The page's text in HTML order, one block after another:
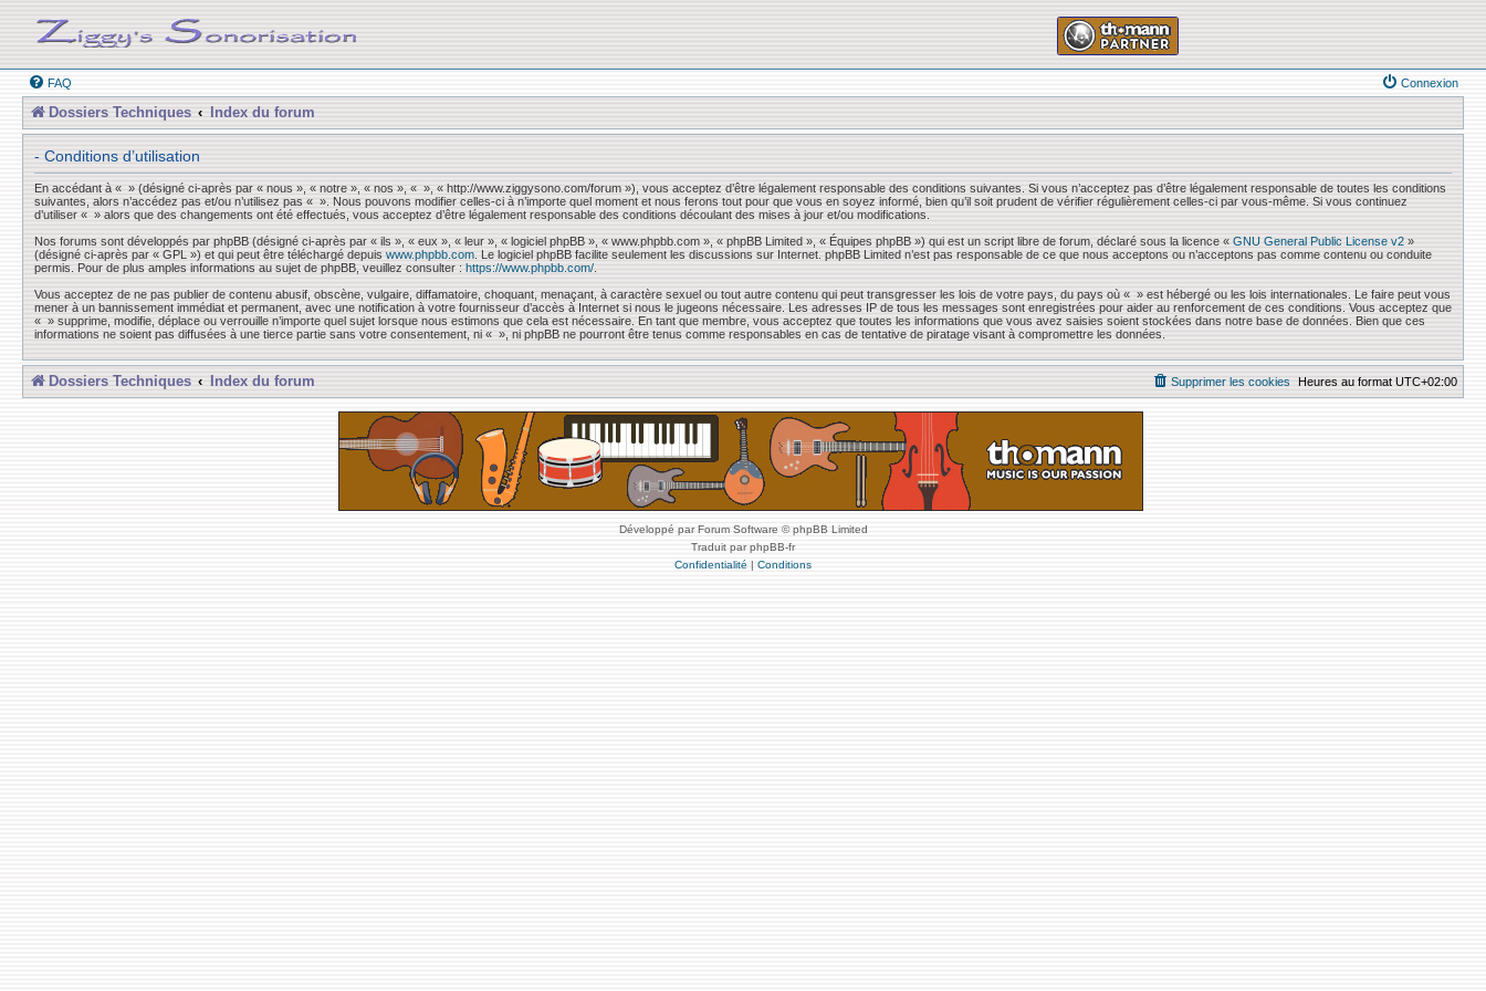
FAQ Connexion
Dossiers Techniques Index du forum
- Conditions d’utilisation
En accédant à « » (désigné ci-après par « nous », « notre », « nos », « », « http://www.ziggysono.com/forum »), vous acceptez d’être légalement responsable des conditions suivantes. Si vous n’acceptez pas d’être légalement responsable de toutes les conditions
suivantes, alors n’accédez pas et/ou n’utilisez pas « ». Nous pouvons modifier celles-ci à n’importe quel moment et nous ferons tout pour que vous en soyez informé, bien qu’il soit prudent de vérifier régulièrement celles-ci par vous-même. Si vous continuez
d’utiliser « » alors que des changements ont été effectués, vous acceptez d’être légalement responsable des conditions découlant des mises à jour et/ou modifications.
Nos forums sont développés par phpBB (désigné ci-après par « ils », « eux », « leur », « logiciel phpBB », « www.phpbb.com », « phpBB Limited », « Équipes phpBB ») qui est un script libre de forum, déclaré sous la licence « GNU General Public License v2 »
(désigné ci-après par « GPL ») et qui peut être téléchargé depuis www.phpbb.com . Le logiciel phpBB facilite seulement les discussions sur Internet. phpBB Limited n’est pas responsable de ce que nous acceptons ou n’acceptons pas comme contenu ou conduite
permis. Pour de plus amples informations au sujet de phpBB, veuillez consulter : https://www.phpbb.com/
Vous acceptez de ne pas publier de contenu abusif, obscène, vulgaire, diffamatoire, choquant, menaçant, à caractère sexuel ou tout autre contenu qui peut transgresser les lois de votre pays, du pays où « » est hébergé ou les lois internationales. Le faire peut vous
mener à un bannissement immédiat et permanent, avec une notification à votre fournisseur d’accès à Internet si nous le jugeons nécessaire. Les adresses IP de tous les messages sont enregistrées pour aider au renforcement de ces conditions. Vous acceptez que
« » supprime, modifie, déplace ou verrouille n’importe quel sujet lorsque nous estimons que cela est nécessaire. En tant que membre, vous acceptez que toutes les informations que vous avez saisies soient stockées dans notre base de données. Bien que ces
informations ne soient pas diffusées à une tierce partie sans votre consentement, ni « », ni phpBB ne pourront être tenus comme responsables en cas de tentative de piratage visant à compromettre les données.
Dossiers Techniques Index du forum Heures au format UTC+02:00
Supprimer les cookies
Développé par Forum Software © phpBB Limited
Traduit par phpBB-fr
Confidentialité | Conditions